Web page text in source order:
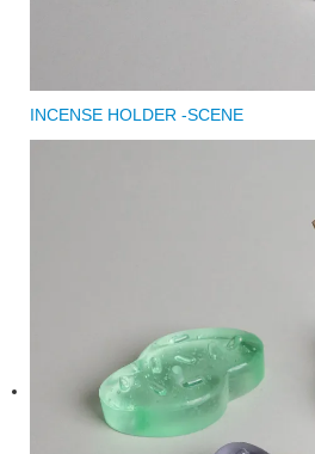
INCENSE HOLDER -SCENE